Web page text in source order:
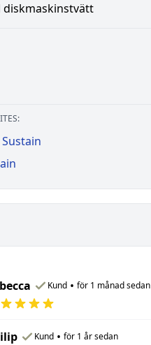
diskmaskinstvätt
Kund • för 1 månad sedan
Kund • för 1 år sedan